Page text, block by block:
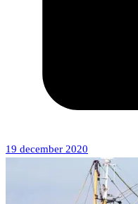
19 december 2020